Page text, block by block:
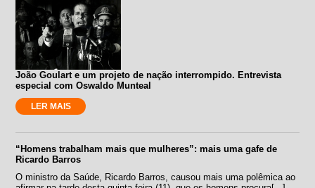
João Goulart e um projeto de nação interrompido. Entrevista
especial com Oswaldo Munteal
LER MAIS
“Homens trabalham mais que mulheres”: mais uma gafe de
Ricardo Barros
O ministro da Saúde, Ricardo Barros, causou mais uma polêmica ao